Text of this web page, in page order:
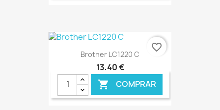
€ ONLINE
Brother LC1220 C
13,40 €
 COMPRAR
favorite_border